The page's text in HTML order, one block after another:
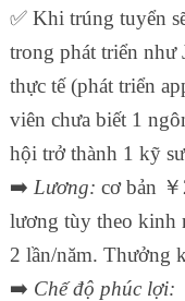
✅Khi trúng tuyển
trong phát triển như
thực tế (phát triển
viên chưa biết 1
hội trở thành 1 kỹ
➡️ Lương: cơ bản
lương tùy theo kinh
2 lần/năm. Thưởng
➡️ Chế độ phúc lợi: